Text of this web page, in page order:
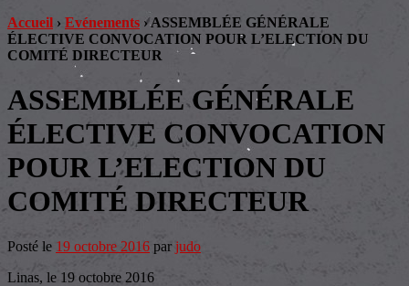
Accueil › Evénements › ASSEMBLÉE GÉNÉRALE
ÉLECTIVE CONVOCATION POUR L’ELECTION DU
COMITÉ DIRECTEUR
ASSEMBLÉE GÉNÉRALE
ÉLECTIVE CONVOCATION
POUR L’ELECTION DU
COMITÉ DIRECTEUR
Posté le 19 octobre 2016 par judo
Linas, le 19 octobre 2016